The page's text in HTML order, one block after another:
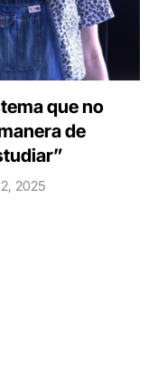
que no
de
2025